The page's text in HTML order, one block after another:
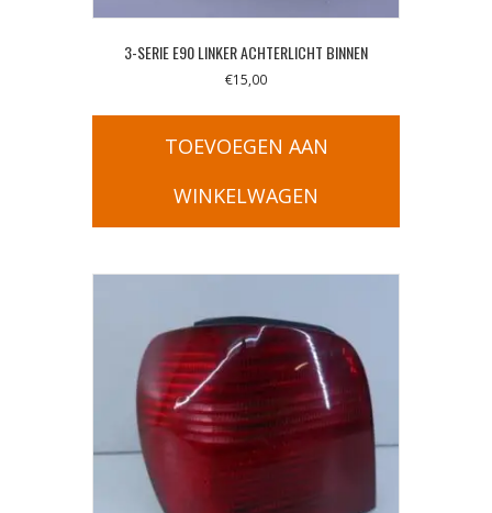
3-SERIE E90 LINKER ACHTERLICHT BINNEN
€15,00
TOEVOEGEN AAN
WINKELWAGEN